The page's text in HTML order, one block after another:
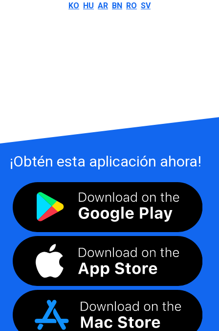
KO HU AR BN RO SV
¡Obtén esta aplicación ahora!